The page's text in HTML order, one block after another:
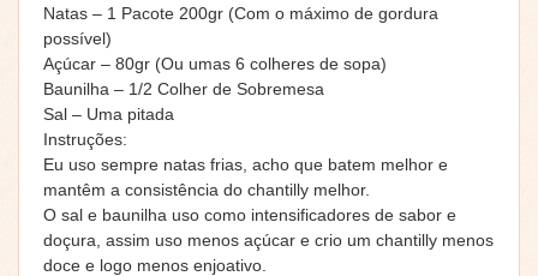
Natas – 1 Pacote 200gr (Com o máximo de gordura
possível)
Açúcar – 80gr (Ou umas 6 colheres de sopa)
Baunilha – 1/2 Colher de Sobremesa
Sal – Uma pitada
Instruções:
Eu uso sempre natas frias, acho que batem melhor e
mantêm a consistência do chantilly melhor.
O sal e baunilha uso como intensificadores de sabor e
doçura, assim uso menos açúcar e crio um chantilly menos
doce e logo menos enjoativo.